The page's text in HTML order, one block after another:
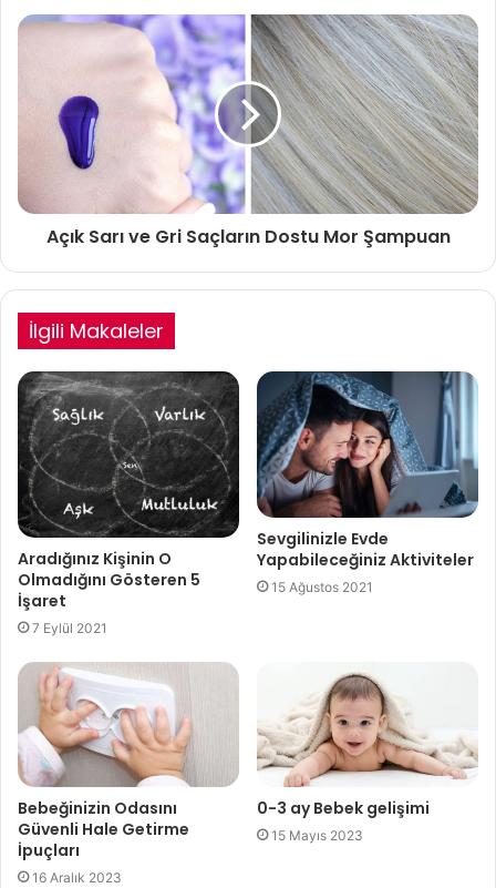
Açık Sarı ve Gri Saçların Dostu Mor Şampuan
İlgili Makaleler
Aradığınız Kişinin O
Olmadığını Gösteren 5
İşaret
7 Eylül 2021
Sevgilinizle Evde
Yapabileceğiniz Aktiviteler
15 Ağustos 2021
Bebeğinizin Odasını
Güvenli Hale Getirme
İpuçları
16 Aralık 2023
0-3 ay Bebek gelişimi
15 Mayıs 2023